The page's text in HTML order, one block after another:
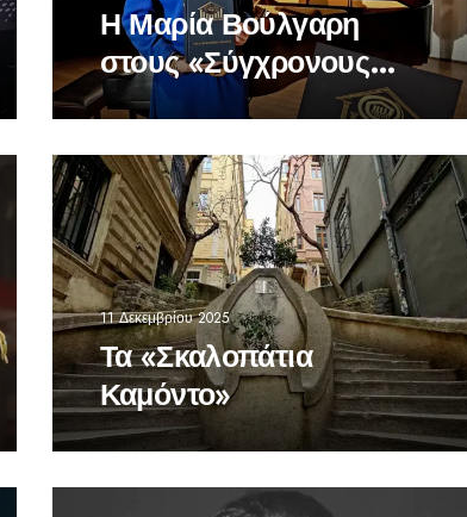
Η Μαρία Βούλγαρη
στους «Σύγχρονους
Έλληνες Ποιητές 2025»
11 Δεκεμβρίου 2025
Τα «Σκαλοπάτια
Καμόντο»